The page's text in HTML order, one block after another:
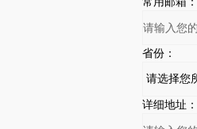
省份：
详细地址：